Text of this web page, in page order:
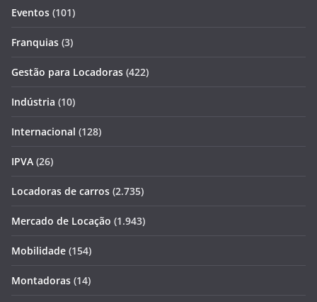
Eventos (101)
Franquias (3)
Gestão para Locadoras (422)
Indústria (10)
Internacional (128)
IPVA (26)
Locadoras de carros (2.735)
Mercado de Locação (1.943)
Mobilidade (154)
Montadoras (14)